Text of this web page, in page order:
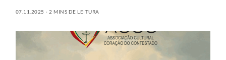
07.11.2025 2 MINS DE LEITURA